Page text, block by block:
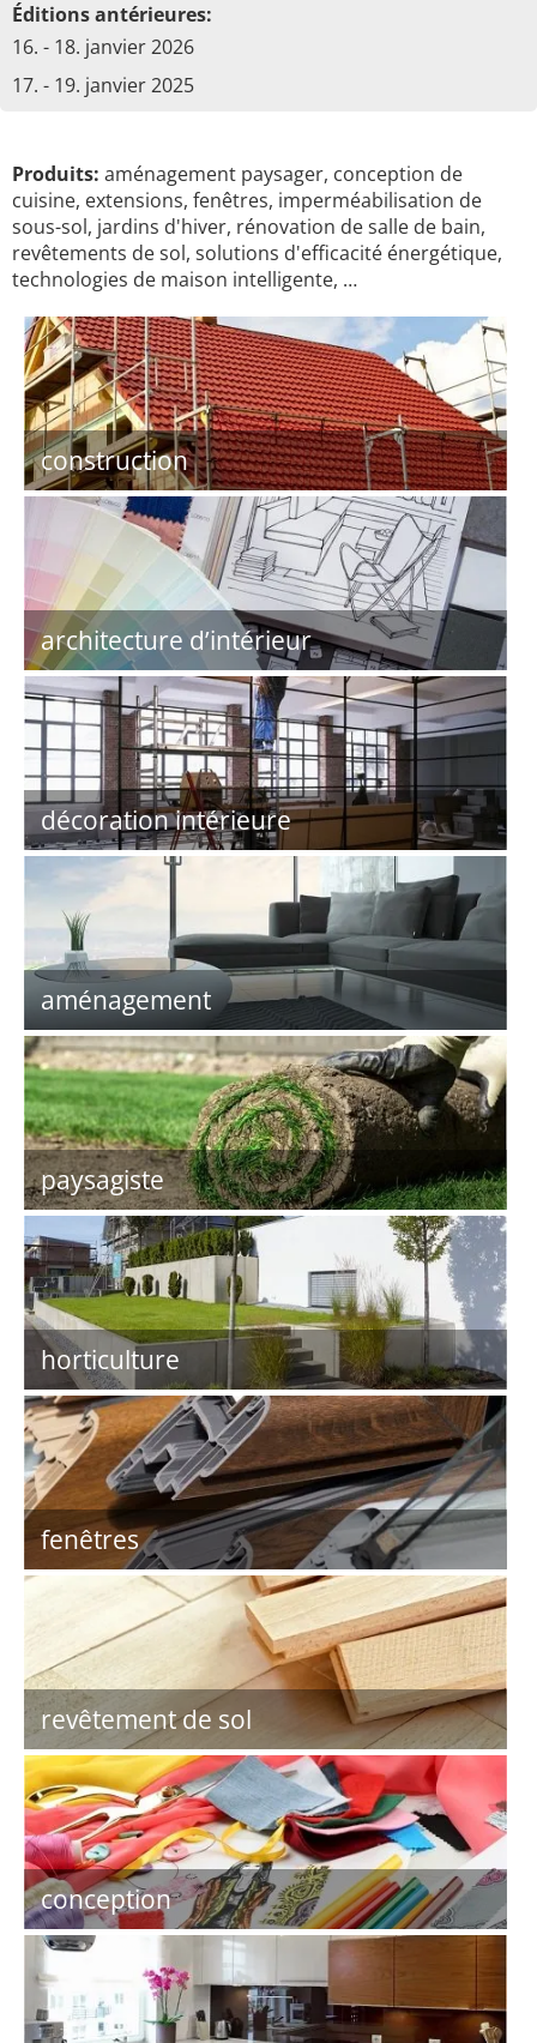
Éditions antérieures:
16. - 18. janvier 2026
17. - 19. janvier 2025
Produits: aménagement paysager, conception de
cuisine, extensions, fenêtres, imperméabilisation de
sous-sol, jardins d'hiver, rénovation de salle de bain,
revêtements de sol, solutions d'efficacité énergétique,
technologies de maison intelligente, …
construction
architecture d’intérieur
décoration intérieure
aménagement
paysagiste
horticulture
fenêtres
revêtement de sol
conception